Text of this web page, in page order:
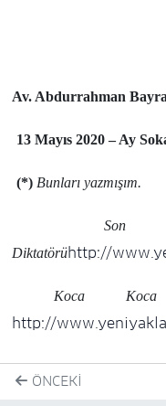
Av. Abdurrahman
13 Mayıs 2020 – Ay
(*) Bunları yazmışım.
Diktatörühttp://
Koca
http://
ÖNCEKI